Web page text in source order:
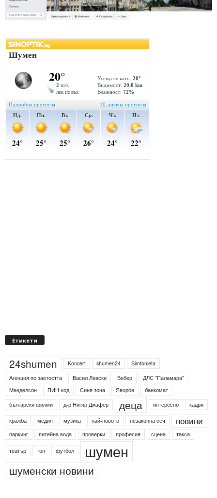
Етикети
24shumen Koncert shumen24
Simfonieta
Агенция по заетостта
Васил Левски Вебер
ДЛС "Паламара"
Менделсон
ПИН-код Синя зона Яворов
банкомат
български филми
д-р Нигяр Джафер деца интересно кадри
кражба медия музика най-новото незаконна сеч новини
паркинг питейна вода проверки професия сцена такса
театър топ футбол шумен
шуменски новини